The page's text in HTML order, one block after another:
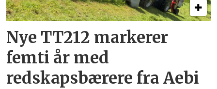
Nye TT212 markerer
femti år­ med
redskapsbærere fra Aebi